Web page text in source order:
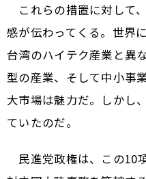
これらの措置に対して
感が伝わってくる。世界
台湾のハイテク産業と異
型の産業、そして中小事
大市場は魅力だ。しかし
ていたのだ。
民進党政権は、この10